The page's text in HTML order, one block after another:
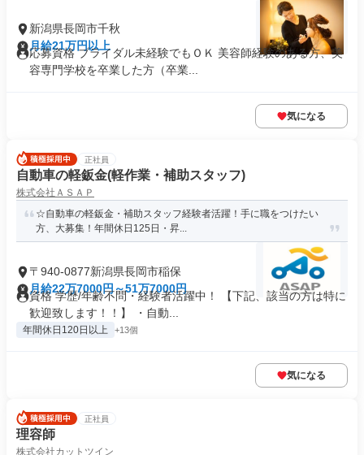
新潟県長岡市千秋
月給21万円以上
応募資格 ブライダル未経験でもＯＫ 美容師経験のある方、美
容専門学校を卒業した方（卒業...
気になる
正社員
自動車の軽鈑金(軽作業・補助スタッフ)
株式会社ＡＳＡＰ
☆自動車の軽鈑金・補助スタッフ経験者活躍！手に職をつけたい
方、大募集！年間休日125日・昇...
〒940-0877新潟県長岡市稲保
月給22万7000円～51万7000円
資格 学歴/年齢不問・経験者活躍中！ 【下記、該当の方は特に
歓迎致します！！】 ・自動...
年間休日120日以上 +13個
気になる
正社員
理容師
株式会社カットツイン